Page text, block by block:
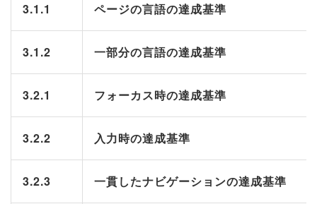
3.1.1 ページの言語の達成基準
3.1.2 一部分の言語の達成基準
3.2.1 フォーカス時の達成基準
3.2.2 入力時の達成基準
3.2.3 一貫したナビゲーションの達成基準